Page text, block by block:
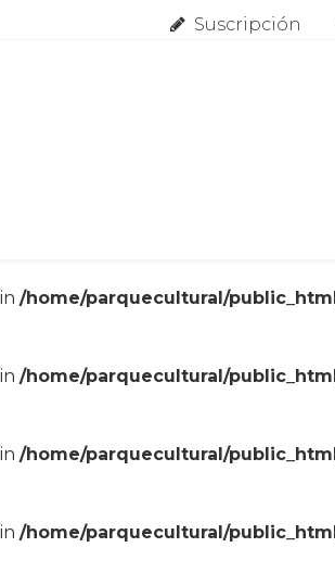
Suscripción
in/home/parquecultural/
in/home/parquecultural/
in/home/parquecultural/
in/home/parquecultural/